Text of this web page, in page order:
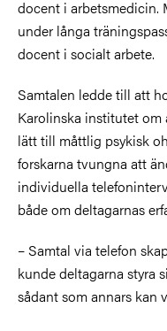
docent i arbetsmedicin.
under långa
docent i socialt arbete.
Samtalen ledde till att
Karolinska institutet om
lätt till måttlig psykisk
forskarna tvungna att
individuella
både om deltagarnas
– Samtal via telefon
kunde deltagarna styra
sådant som annars kan